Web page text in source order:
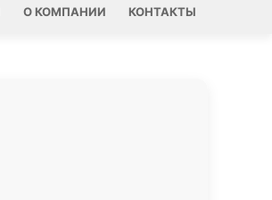
О КОМПАНИИ КОНТАКТЫ